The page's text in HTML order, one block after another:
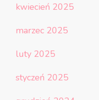
kwiecień 2025
marzec 2025
luty 2025
styczeń 2025